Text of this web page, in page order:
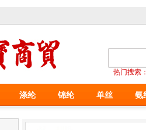
热门搜索：
涤纶 锦纶 单丝 氨